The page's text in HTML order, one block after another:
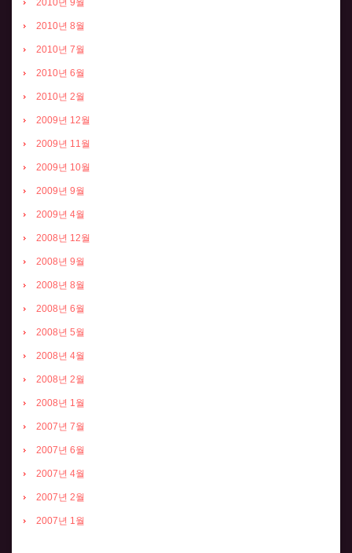
2010년 9월
2010년 8월
2010년 7월
2010년 6월
2010년 2월
2009년 12월
2009년 11월
2009년 10월
2009년 9월
2009년 4월
2008년 12월
2008년 9월
2008년 8월
2008년 6월
2008년 5월
2008년 4월
2008년 2월
2008년 1월
2007년 7월
2007년 6월
2007년 4월
2007년 2월
2007년 1월